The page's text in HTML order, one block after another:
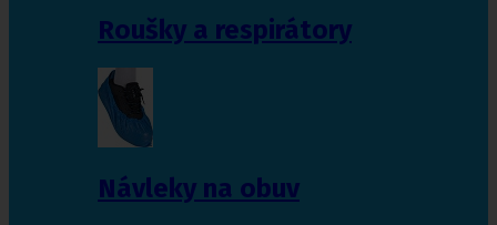
Roušky a respirátory
Návleky na obuv